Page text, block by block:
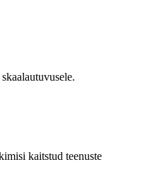
kaitstud teenuste